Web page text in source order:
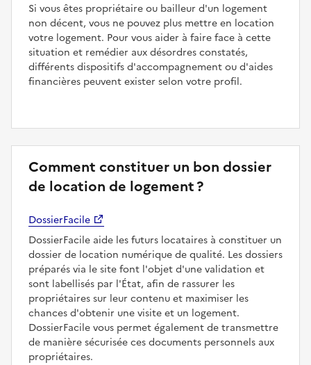
Si vous êtes propriétaire ou bailleur d'un logement
non décent, vous ne pouvez plus mettre en location
votre logement. Pour vous aider à faire face à cette
situation et remédier aux désordres constatés,
différents dispositifs d'accompagnement ou d'aides
financières peuvent exister selon votre profil.
Comment constituer un bon dossier
de location de logement ?
DossierFacile
DossierFacile aide les futurs locataires à constituer un
dossier de location numérique de qualité. Les dossiers
préparés via le site font l'objet d'une validation et
sont labellisés par l'État, afin de rassurer les
propriétaires sur leur contenu et maximiser les
chances d'obtenir une visite et un logement.
DossierFacile vous permet également de transmettre
de manière sécurisée ces documents personnels aux
propriétaires.